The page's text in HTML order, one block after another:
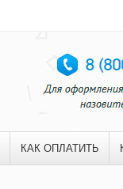
КАК ОПЛАТИТЬ